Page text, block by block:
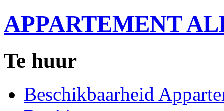
APPARTEMENT
Te huur
Beschikbaarheid